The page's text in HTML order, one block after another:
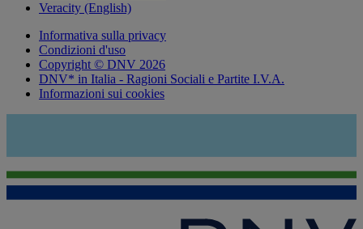
Veracity (English)
Informativa sulla privacy
Condizioni d'uso
Copyright © DNV 2026
DNV* in Italia - Ragioni Sociali e Partite I.V.A.
Informazioni sui cookies